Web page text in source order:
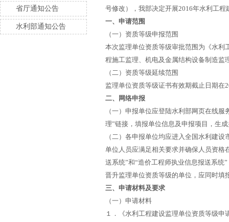
省厅通知公告
水利部通知公告
号修改），我部决定开展2016年水利工
一、申请范围
（一）资质等级申报范围
本次监理单位资质等级审批范围为《水利
程施工监理、机电及金属结构设备制造监
（二）资质等级延续范围
监理单位资质等级证书有效期截止日期在
二、网络申报
（一）申报单位应登陆水利部网页在线
理”链接，填报单位信息及申报项目，生
（二）各申报单位均应进入全国水利建
单位人员应满足相关要求并确保人员资格
送系统”和“造价工程师执业信息报送系
晋升监理单位资质等级的单位，应同时填
三、申请材料及要求
（一）申请材料
１．《水利工程建设监理单位资质等级申